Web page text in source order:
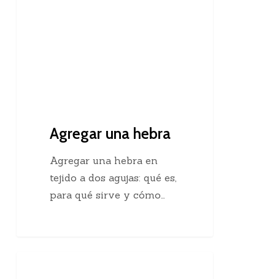
Agregar una hebra
Agregar una hebra en
tejido a dos agujas: qué es,
para qué sirve y cómo…